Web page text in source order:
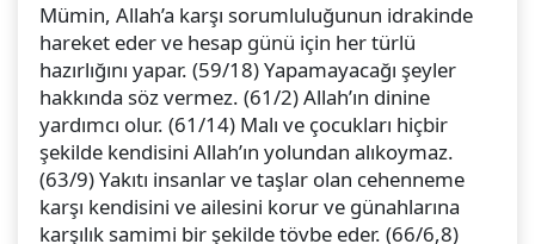
Mümin, Allah’a karşı sorumluluğunun idrakinde
hareket eder ve hesap günü için her türlü
hazırlığını yapar. (59/18) Yapamayacağı şeyler
hakkında söz vermez. (61/2) Allah’ın dinine
yardımcı olur. (61/14) Malı ve çocukları hiçbir
şekilde kendisini Allah’ın yolundan alıkoymaz.
(63/9) Yakıtı insanlar ve taşlar olan cehenneme
karşı kendisini ve ailesini korur ve günahlarına
karşılık samimi bir şekilde tövbe eder. (66/6,8)